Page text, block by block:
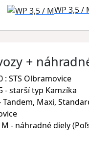
WP 3,5 /
+
: STS Olbramovice
- starší typ Kamzíka
Tandem, Maxi,
M - náhradné diely